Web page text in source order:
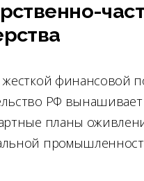
финансовой
РФ вынашивает
планы